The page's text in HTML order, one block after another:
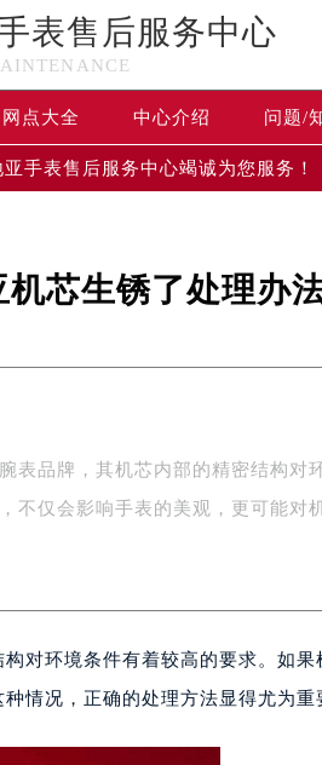
表售后服务中心
网点大全 中心介绍 问题/
亚手表售后服务中心竭诚为您服务！
机芯生锈了处理办
表品牌，其机芯内部的精密结构对
不仅会影响手表的美观，更可能对
对环境条件有着较高的要求。如果
情况，正确的处理方法显得尤为重